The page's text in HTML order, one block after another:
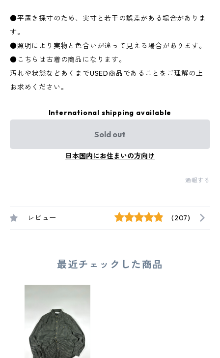
●平置き採寸のため、実寸と若干の誤差がある場合がありま
す。
●照明により実物と色合いが違って見える場合があります。
●こちらは古着の商品になります。
汚れや状態などあくまでUSED商品であることをご理解の上
お求めください。
International shipping available
Sold out
日本国内にお住まいの方向け
通報する
レビュー (207)
最近チェックした商品